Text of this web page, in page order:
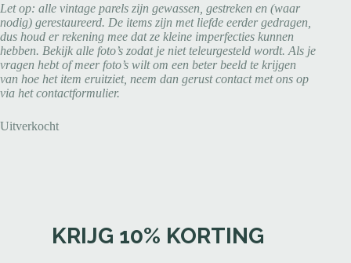
Let op: alle vintage parels zijn gewassen, gestreken en (waar
nodig) gerestaureerd. De items zijn met liefde eerder gedragen,
dus houd er rekening mee dat ze kleine imperfecties kunnen
hebben. Bekijk alle foto’s zodat je niet teleurgesteld wordt. Als je
vragen hebt of meer foto’s wilt om een beter beeld te krijgen
van hoe het item eruitziet, neem dan gerust contact met ons op
via het contactformulier.
Uitverkocht
KRIJG 10% KORTING